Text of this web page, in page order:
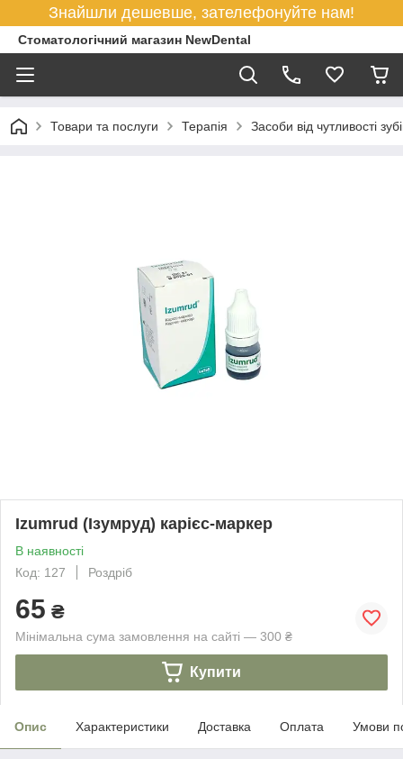
Знайшли дешевше, зателефонуйте нам!
Стоматологічний магазин NewDental
Товари та послуги Терапія Засоби від чутливості
Izumrud (Ізумруд) карієс-маркер
В наявності
Код: 127
Роздріб
65 ₴
Мінімальна сума замовлення на сайті — 300 ₴
Купити
Опис Характеристики Доставка Оплата Умови